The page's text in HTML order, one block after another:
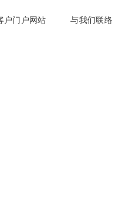
户门户网站 与我们联络